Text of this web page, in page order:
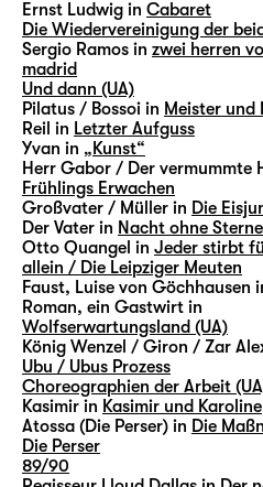
Ernst Ludwig in Cabaret
Die Wiedervereinigung der
Sergio Ramos in zwei herren
madrid
Und dann (UA)
Pilatus / Bossoi in Meister
Reil in Letzter Aufguss
Yvan in „Kunst“
Herr Gabor / Der vermummte
Frühlings Erwachen
Großvater / Müller in Die
Der Vater in Nacht ohne
Otto Quangel in Jeder stirbt
allein / Die Leipziger Meuten
Faust, Luise von Göchhausen
Roman, ein Gastwirt in
Wolfserwartungsland (UA)
König Wenzel / Giron / Zar
Ubu / Ubus Prozess
Choreographien der Arbeit
Kasimir in Kasimir und Karoline
Atossa (Die Perser) in Die
Die Perser
89/90